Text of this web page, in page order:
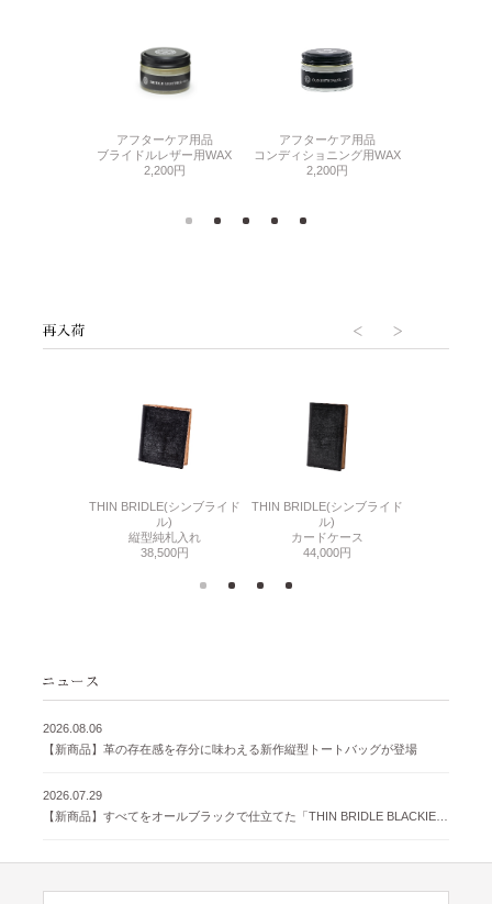
アフターケア用品
ブライドルレザー用WAX
2,200円
アフターケア用品
コンディショニング用WAX
2,200円
THIN BRIDLE(シンブライド
ル)
縦型純札入れ
38,500円
THIN BRIDLE(シンブライド
ル)
カードケース
44,000円
2026.08.06
【新商品】革の存在感を存分に味わえる新作縦型トートバッグが登場
2026.07.29